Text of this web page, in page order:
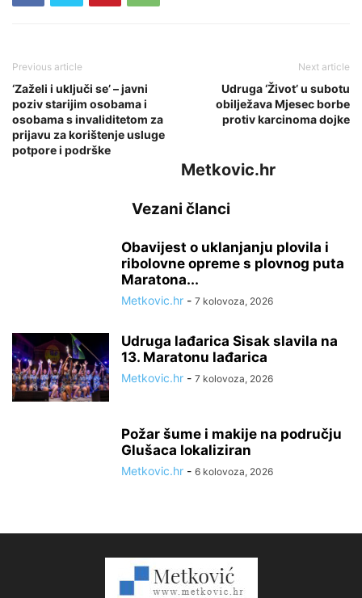
Previous article
‘Zaželi i uključi se’ – javni
poziv starijim osobama i
osobama s invaliditetom za
prijavu za korištenje usluge
potpore i podrške
Next article
Udruga ‘Život’ u subotu
obilježava Mjesec borbe
protiv karcinoma dojke
Metkovic.hr
Vezani članci
Obavijest o uklanjanju plovila i
ribolovne opreme s plovnog puta
Maratona...
Metkovic.hr - 7 kolovoza, 2026
Udruga lađarica Sisak slavila na
13. Maratonu lađarica
Metkovic.hr - 7 kolovoza, 2026
Požar šume i makije na području
Glušaca lokaliziran
Metkovic.hr - 6 kolovoza, 2026